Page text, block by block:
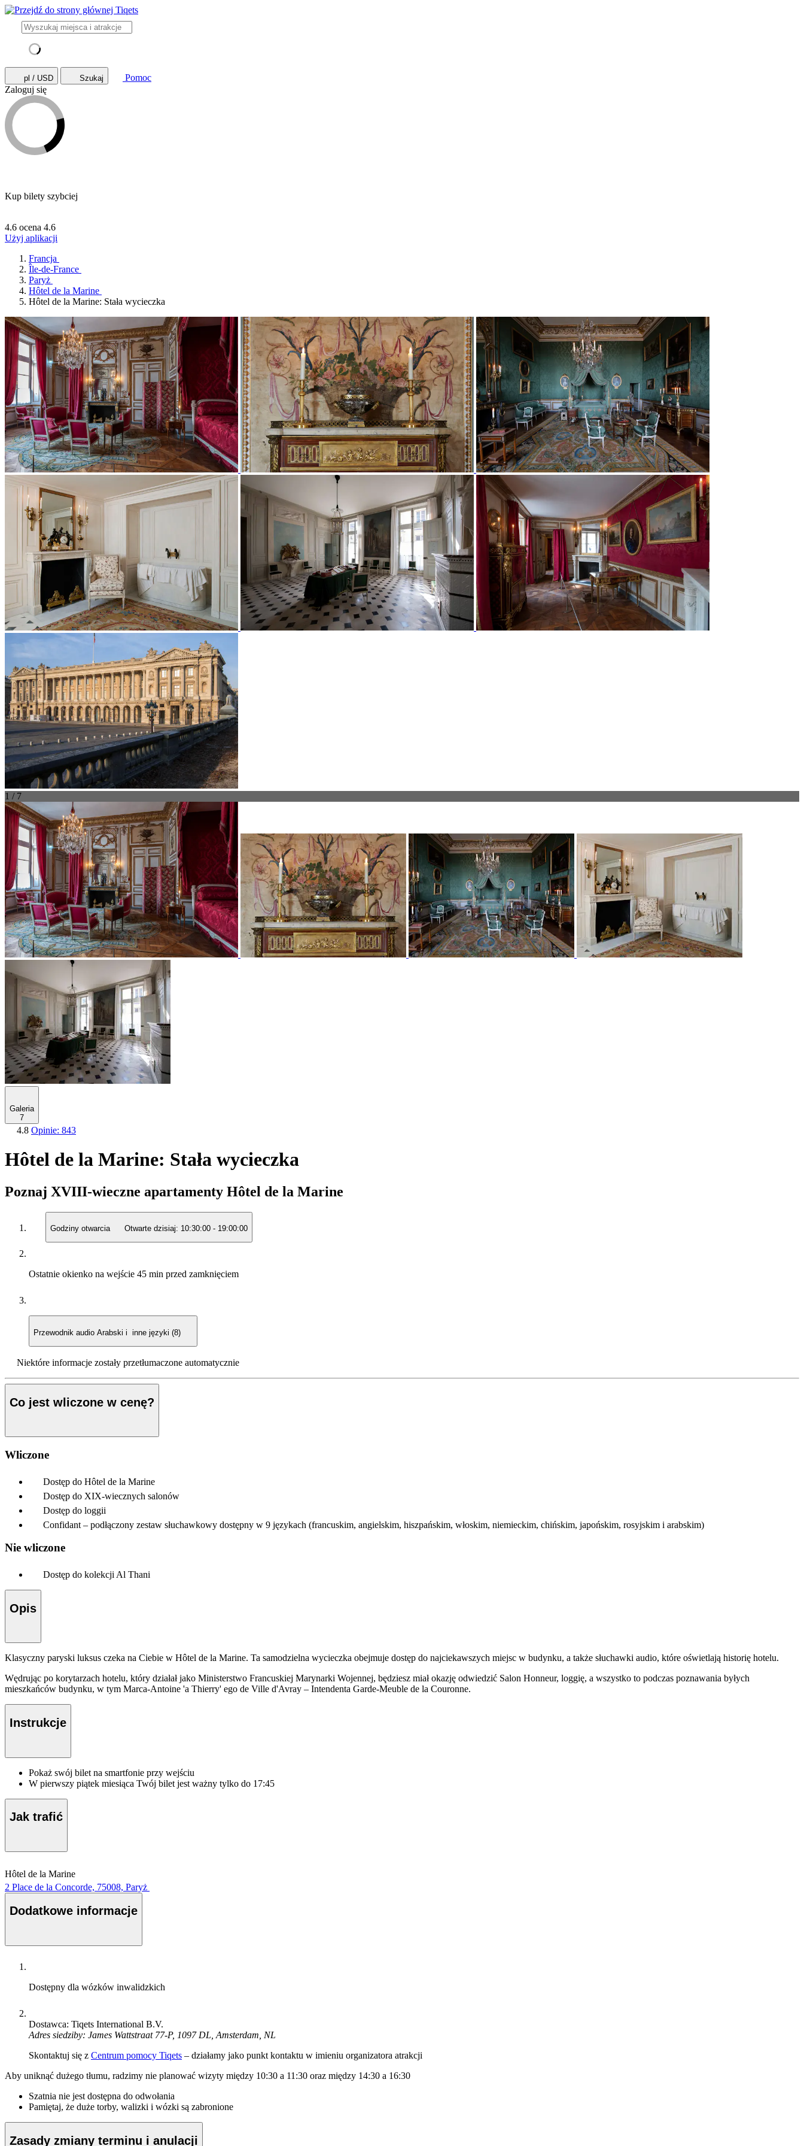
pl / USD Szukaj
Pomoc
Zaloguj się
Kup bilety szybciej
4.6 ocena 4.6
Użyj aplikacji
Francja
Île-de-France
Paryż
Hôtel de la Marine
Hôtel de la Marine: Stała wycieczka
1 / 7
Galeria
7
4.8 Opinie: 843
Hôtel de la Marine: Stała wycieczka
Poznaj XVIII-wieczne apartamenty Hôtel de la Marine
Godziny otwarcia Otwarte dzisiaj: 10:30:00 - 19:00:00
Ostatnie okienko na wejście 45 min przed zamknięciem
Przewodnik audio Arabski i inne języki (8)
Niektóre informacje zostały przetłumaczone automatycznie
Co jest wliczone w cenę?
Wliczone
Dostęp do Hôtel de la Marine
Dostęp do XIX-wiecznych salonów
Dostęp do loggii
Confidant – podłączony zestaw słuchawkowy dostępny w 9 językach (francuskim, angielskim, hiszpańskim, włoskim, niemieckim, chińskim, japońskim, rosyjskim i arabskim)
Nie wliczone
Dostęp do kolekcji Al Thani
Opis
Klasyczny paryski luksus czeka na Ciebie w Hôtel de la Marine. Ta samodzielna wycieczka obejmuje dostęp do najciekawszych miejsc w budynku, a także słuchawki audio, które oświetlają historię hotelu.
Wędrując po korytarzach hotelu, który działał jako Ministerstwo Francuskiej Marynarki Wojennej, będziesz miał okazję odwiedzić Salon Honneur, loggię, a wszystko to podczas poznawania byłych
mieszkańców budynku, w tym Marca-Antoine 'a Thierry' ego de Ville d'Avray – Intendenta Garde-Meuble de la Couronne.
Instrukcje
Pokaż swój bilet na smartfonie przy wejściu
W pierwszy piątek miesiąca Twój bilet jest ważny tylko do 17:45
Jak trafić
Hôtel de la Marine
2 Place de la Concorde, 75008, Paryż
Dodatkowe informacje
Dostępny dla wózków inwalidzkich
Dostawca: Tiqets International B.V.
Adres siedziby: James Wattstraat 77-P, 1097 DL, Amsterdam, NL
Skontaktuj się z Centrum pomocy Tiqets – działamy jako punkt kontaktu w imieniu organizatora atrakcji
Aby uniknąć dużego tłumu, radzimy nie planować wizyty między 10:30 a 11:30 oraz między 14:30 a 16:30
Szatnia nie jest dostępna do odwołania
Pamiętaj, że duże torby, walizki i wózki są zabronione
Zasady zmiany terminu i anulacji